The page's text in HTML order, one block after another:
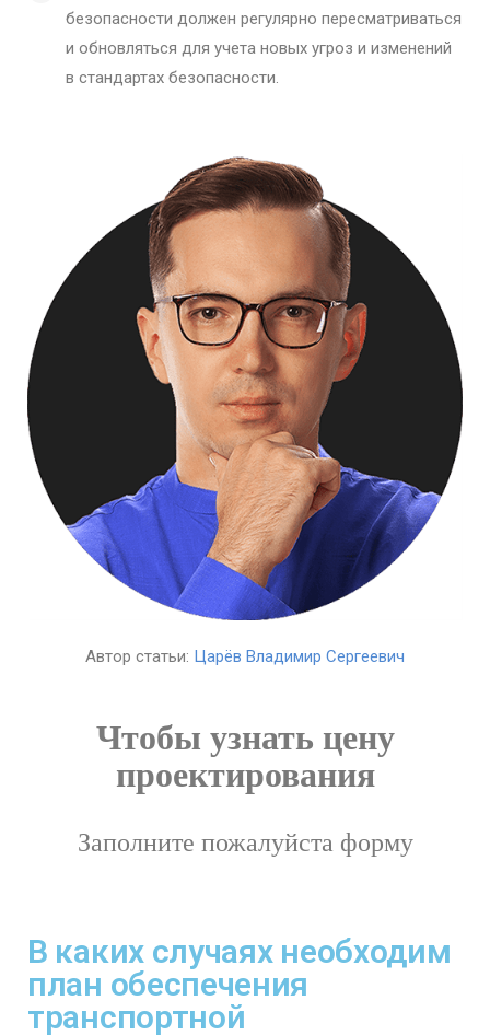
безопасности должен регулярно пересматриваться
и обновляться для учета новых угроз и изменений
в стандартах безопасности.
Автор статьи: Царёв Владимир Сергеевич
Чтобы узнать цену
проектирования
Заполните пожалуйста форму
В каких случаях необходим
план обеспечения
транспортной